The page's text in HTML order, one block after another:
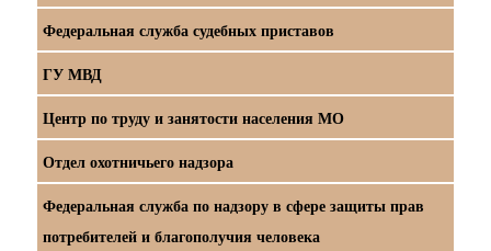
Федеральная служба судебных приставов
ГУ МВД
Центр по труду и занятости населения МО
Отдел охотничьего надзора
Федеральная служба по надзору в сфере защиты прав
потребителей и благополучия человека